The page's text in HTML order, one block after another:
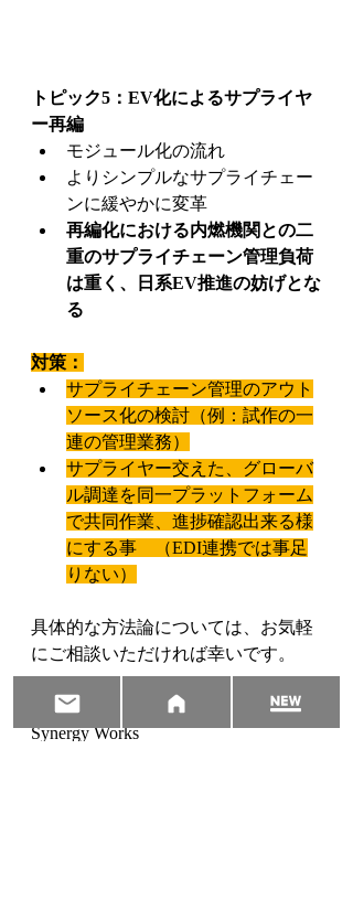
トピック5：EV化によるサプライヤ
ー再編
モジュール化の流れ
よりシンプルなサプライチェー
ンに緩やかに変革
再編化における内燃機関との二
重のサプライチェーン管理負荷
は重く、日系EV推進の妨げとな
る
対策：
サプライチェーン管理のアウト
ソース化の検討（例：試作の一
連の管理業務）
サプライヤー交えた、グローバ
ル調達を同一プラットフォーム
で共同作業、進捗確認出来る様
にする事　（EDI連携では事足
りない）
具体的な方法論については、お気軽
にご相談いただければ幸いです。
伊藤　悟　Satoru Ito
Synergy Works